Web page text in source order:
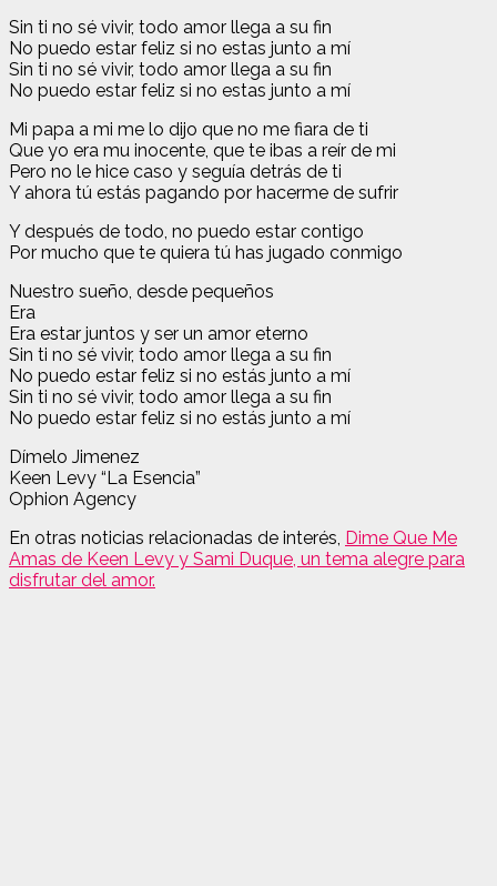
Sin ti no sé vivir, todo amor llega a su fin
No puedo estar feliz si no estas junto a mí
Sin ti no sé vivir, todo amor llega a su fin
No puedo estar feliz si no estas junto a mí
Mi papa a mi me lo dijo que no me fiara de ti
Que yo era mu inocente, que te ibas a reír de mi
Pero no le hice caso y seguía detrás de ti
Y ahora tú estás pagando por hacerme de sufrir
Y después de todo, no puedo estar contigo
Por mucho que te quiera tú has jugado conmigo
Nuestro sueño, desde pequeños
Era
Era estar juntos y ser un amor eterno
Sin ti no sé vivir, todo amor llega a su fin
No puedo estar feliz si no estás junto a mí
Sin ti no sé vivir, todo amor llega a su fin
No puedo estar feliz si no estás junto a mí
Dímelo Jimenez
Keen Levy “La Esencia”
Ophion Agency
En otras noticias relacionadas de interés, Dime Que Me
Amas de Keen Levy y Sami Duque, un tema alegre para
disfrutar del amor.